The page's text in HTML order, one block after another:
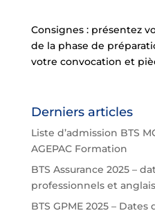
Consignes : présentez
de la phase de
votre convocation et
Derniers articles
Liste d’admission BTS
AGEPAC Formation
BTS Assurance 2025 –
professionnels et anglais
BTS GPME 2025 –